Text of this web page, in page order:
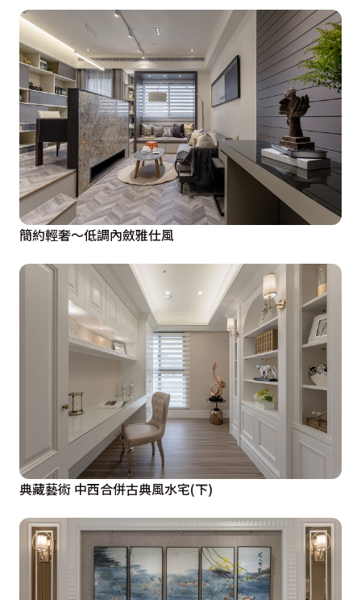
簡約輕奢～低調內斂雅仕風
典藏藝術 中西合併古典風水宅(下)